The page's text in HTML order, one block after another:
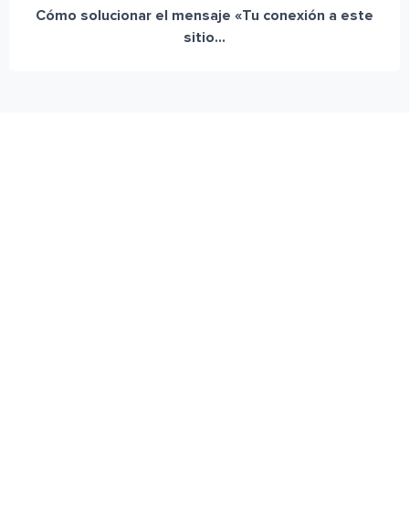
Cómo solucionar el mensaje «Tu conexión a este
sitio...